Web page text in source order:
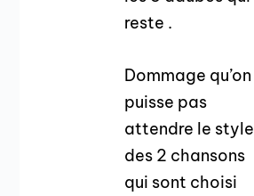
reste .
Dommage qu’on
puisse pas
attendre le style
des 2 chansons
qui sont choisi